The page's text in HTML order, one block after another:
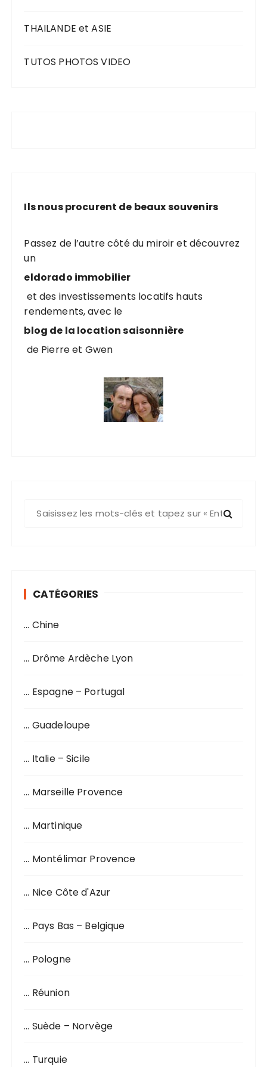
THAILANDE et ASIE
TUTOS PHOTOS VIDEO
Ils nous procurent de beaux souvenirs
Passez de l’autre côté du miroir et découvrez
un
eldorado immobilier
et des investissements locatifs hauts
rendements, avec le
blog de la location saisonnière
de Pierre et Gwen
e
CATÉGORIES
… Chine
… Drôme Ardèche Lyon
… Espagne – Portugal
… Guadeloupe
… Italie – Sicile
… Marseille Provence
… Martinique
… Montélimar Provence
… Nice Côte d'Azur
… Pays Bas – Belgique
… Pologne
… Réunion
… Suède – Norvège
… Turquie